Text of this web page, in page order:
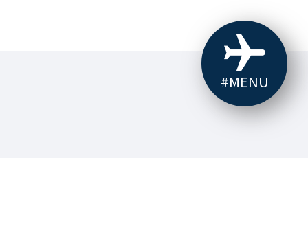
#MENU